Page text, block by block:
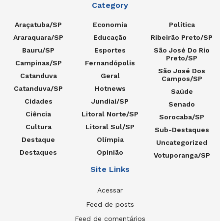
Category
Araçatuba/SP
Araraquara/SP
Bauru/SP
Campinas/SP
Catanduva
Catanduva/SP
Cidades
Ciência
Cultura
Destaque
Destaques
Economia
Educação
Esportes
Fernandópolis
Geral
Hotnews
Jundiaí/SP
Litoral Norte/SP
Litoral Sul/SP
Olímpia
Opinião
Política
Ribeirão Preto/SP
São José Do Rio
Preto/SP
São José Dos
Campos/SP
Saúde
Senado
Sorocaba/SP
Sub-Destaques
Uncategorized
Votuporanga/SP
Site Links
Acessar
Feed de posts
Feed de comentários